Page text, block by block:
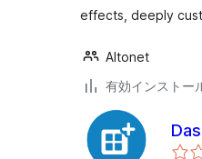
effects, deeply
Altonet
有効インストー